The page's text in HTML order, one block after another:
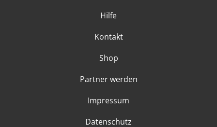
Hilfe
Kontakt
Shop
Partner werden
Impressum
Datenschutz